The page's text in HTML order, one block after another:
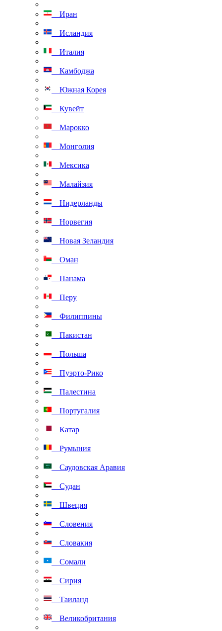
Иран
Исландия
Италия
Камбоджа
Южная Корея
Кувейт
Марокко
Монголия
Мексика
Малайзия
Нидерланды
Норвегия
Новая Зеландия
Оман
Панама
Перу
Филиппины
Пакистан
Польша
Пуэрто-Рико
Палестина
Португалия
Катар
Румыния
Саудовская Аравия
Судан
Швеция
Словения
Словакия
Сомали
Сирия
Таиланд
Великобритания